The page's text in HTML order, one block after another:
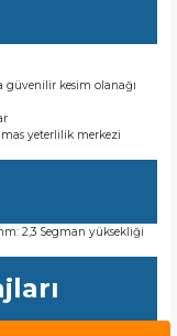
güvenilir kesim olanağı
yeterlilik merkezi
2,3 Segman yüksekliği